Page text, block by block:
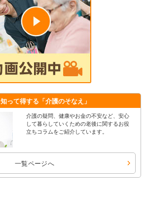
知って得する 「介護のそなえ」
介護の疑問、健康やお金の不安など、安心
して暮らしていくための老後に関するお役
立ちコラムをご紹介しています。
一覧ページへ